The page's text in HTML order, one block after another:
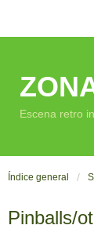
Escena retro
Índice general
Pinballs/